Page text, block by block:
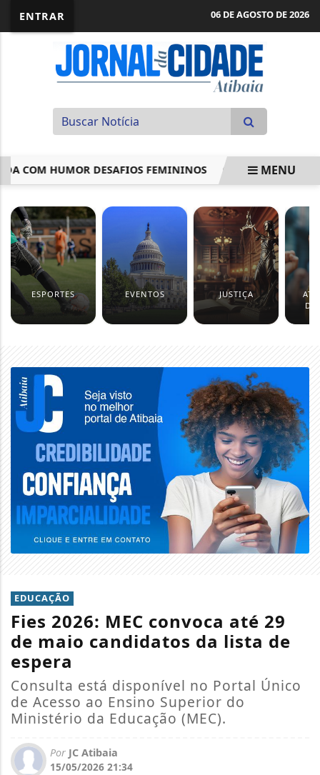
ENTRAR 06 DE AGOSTO DE 2026
HUMOR DESAFIOS FEMININOS CÂMARA APROVA
MENU
ESPORTES EVENTOS JUSTIÇA
EDUCAÇÃO
Fies 2026: MEC convoca até 29
de maio candidatos da lista de
espera
Consulta está disponível no Portal Único
de Acesso ao Ensino Superior do
Ministério da Educação (MEC).
Por JC Atibaia
15/05/2026 21:34